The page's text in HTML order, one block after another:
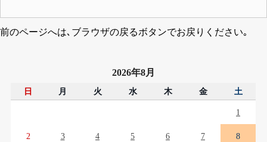
前のページへは､ブラウザの戻るボタンでお戻りください｡
2026年8月
日 月 火 水 木 金 土
1
2 3 4 5 6 7 8